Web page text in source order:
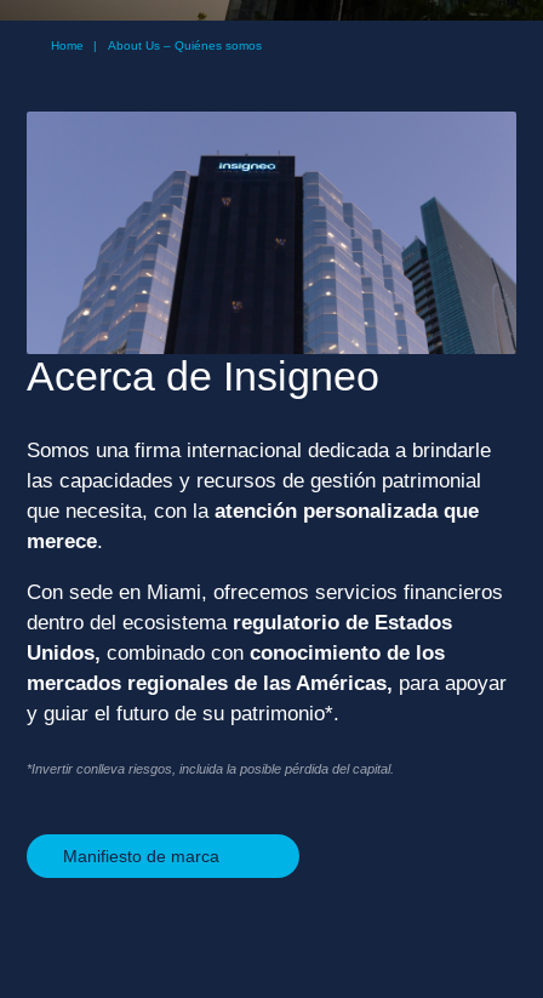
Quiénessomos
Home | About Us – Quiénes somos
Acerca de Insigneo
Somos una firma internacional dedicada a brindarle
las capacidades y recursos de gestión patrimonial
que necesita, con laatención personalizada que
merece.
Con sede en Miami, ofrecemos servicios financieros
dentro del ecosistema regulatorio de Estados
Unidos, combinado conconocimiento de los
mercados regionales de las Américas, para apoyar
y guiar el futuro de su patrimonio*.
*Invertir conlleva riesgos, incluida la posible pérdida del capital.
Manifiesto de marca